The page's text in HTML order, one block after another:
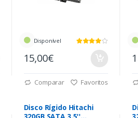
Disponível
15,00€
Comparar Favoritos
Disco Rígido Hitachi
320GB SATA 3.5''